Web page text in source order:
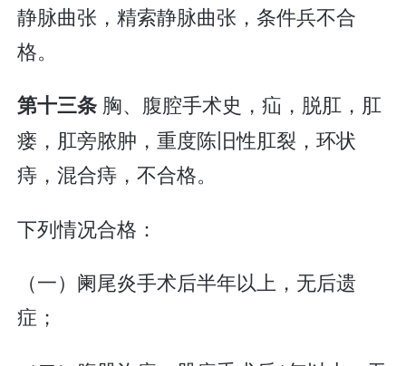
静脉曲张，精索静脉曲张，条件兵不合
格。
第十三条 胸、腹腔手术史，疝，脱肛，肛
瘘，肛旁脓肿，重度陈旧性肛裂，环状
痔，混合痔，不合格。
下列情况合格：
（一）阑尾炎手术后半年以上，无后遗
症；